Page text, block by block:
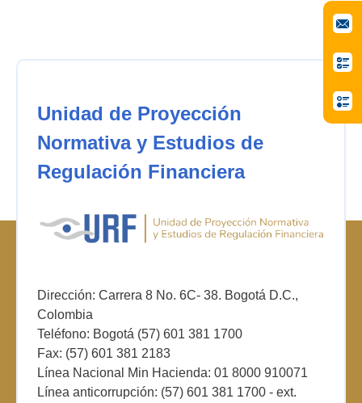
Unidad de Proyección
Normativa y Estudios de
Regulación Financiera
Dirección: Carrera 8 No. 6C- 38. Bogotá D.C.,
Colombia
Teléfono: Bogotá (57) 601 381 1700
Fax: (57) 601 381 2183
Línea Nacional Min Hacienda: 01 8000 910071
Línea anticorrupción: (57) 601 381 1700 - ext.